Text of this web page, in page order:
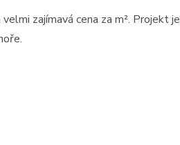
zajímavá cena za m². Projekt je